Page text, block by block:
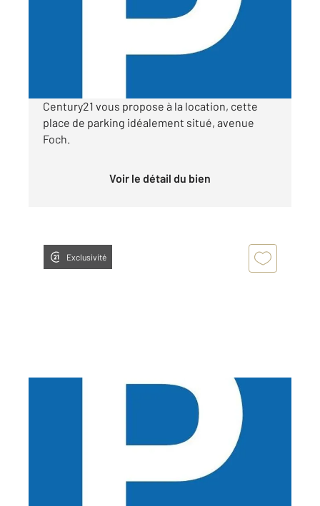
Parking à louer
Century21 vous propose à la location, cette
place de parking idéalement situé, avenue
Foch.
Voir le détail du bien
Exclusivité
Parking à louer